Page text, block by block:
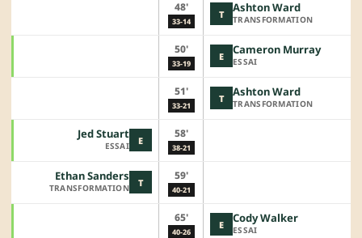
48'
33-14
T Ashton Ward
TRANSFORMATION
50'
33-19
E Cameron Murray
ESSAI
51'
33-21
T Ashton Ward
TRANSFORMATION
E
Jed Stuart
ESSAI
58'
38-21
T
Ethan Sanders
TRANSFORMATION
59'
40-21
65'
40-26
E Cody Walker
ESSAI